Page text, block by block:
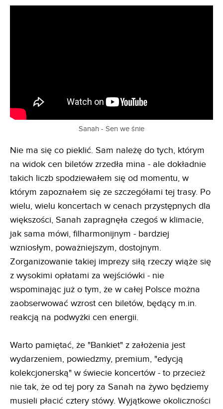
Sanah - Sen we śnie
Nie ma się co pieklić. Sam należę do tych, którym
na widok cen biletów zrzedła mina - ale dokładnie
takich liczb spodziewałem się od momentu, w
którym zapoznałem się ze szczegółami tej trasy. Po
wielu, wielu koncertach w cenach przystępnych dla
większości, Sanah zapragnęła czegoś w klimacie,
jak sama mówi, filharmonijnym - bardziej
wzniosłym, poważniejszym, dostojnym.
Zorganizowanie takiej imprezy siłą rzeczy wiąże się
z wysokimi opłatami za wejściówki - nie
wspominając już o tym, że w całej Polsce można
zaobserwować wzrost cen biletów, będący m.in.
reakcją na podwyżki cen energii.
Warto pamiętać, że "Bankiet" z założenia jest
wydarzeniem, powiedzmy, premium, "edycją
kolekcjonerską" w świecie koncertów - to przecież
nie tak, że od tej pory za Sanah na żywo będziemy
musieli płacić cztery stówy. Wyjątkowe okoliczności